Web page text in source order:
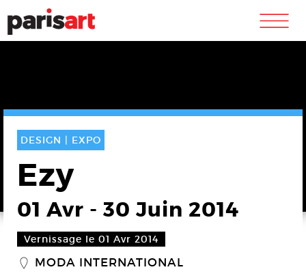
m
DESIGN | EXPO
Ezy
01 Avr - 30 Juin 2014
Vernissage le 01 Avr 2014
_ MODA INTERNATIONAL